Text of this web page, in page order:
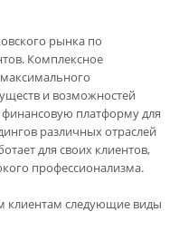
рынка по
Комплексное
и возможностей
финансовую платформу для
различных отраслей
для своих клиентов,
профессионализма.
клиентам следующие виды